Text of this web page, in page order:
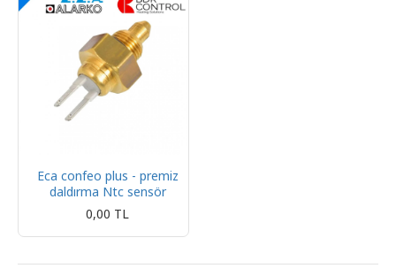
Eca confeo plus - premiz
daldırma Ntc sensör
0,00 TL